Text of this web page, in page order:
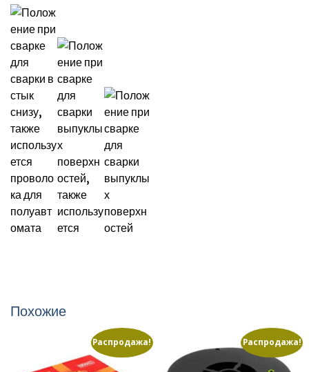
Похожие
Распродажа! Распродажа!